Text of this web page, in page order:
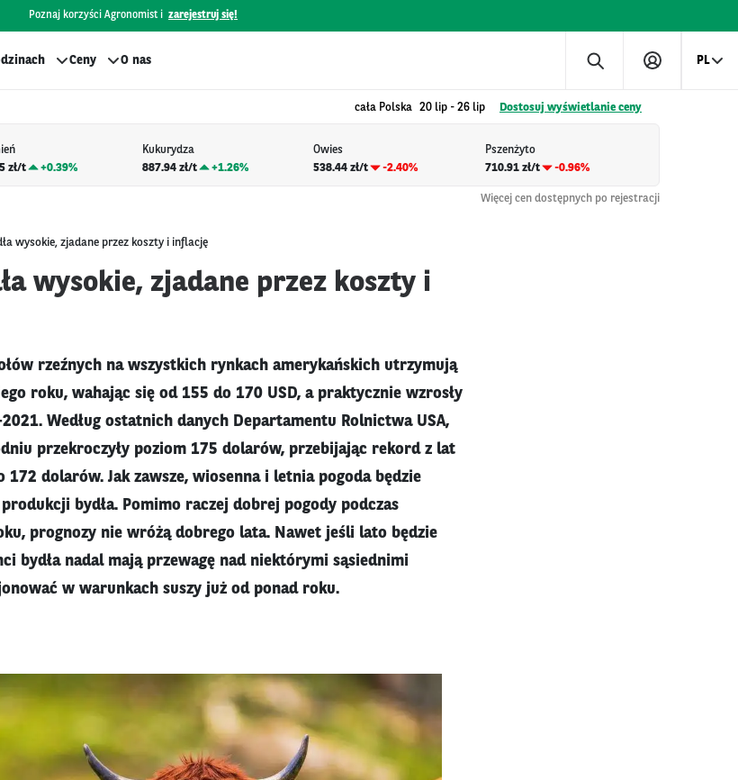
Poznaj korzyści Agronomist i zarejestruj się!
Ceny O nas PL
cała Polska 20 lip - 26 lip Dostosuj wyświetlanie ceny
zł/t
+0.39%
Kukurydza
887.94 zł/t
+1.26%
Owies
538.44 zł/t
-2.40%
Pszenżyto
710.91 zł/t
-0.96%
Więcej cen dostępnych po rejestracji
wysokie, zjadane przez koszty i inflację
wysokie, zjadane przez koszty i
rzeźnych na wszystkich rynkach amerykańskich utrzymują
roku, wahając się od 155 do 170 USD, a praktycznie wzrosły
Według ostatnich danych Departamentu Rolnictwa USA,
przekroczyły poziom 175 dolarów, przebijając rekord z lat
172 dolarów. Jak zawsze, wiosenna i letnia pogoda będzie
bydła. Pomimo raczej dobrej pogody podczas
prognozy nie wróżą dobrego lata. Nawet jeśli lato będzie
bydła nadal mają przewagę nad niektórymi sąsiednimi
w warunkach suszy już od ponad roku.